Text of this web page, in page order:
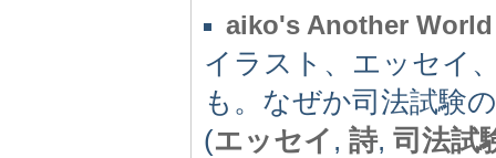
aiko's Another World
イラスト、エッセイ
も。なぜか司法試験
(エッセイ , 詩, 司法試